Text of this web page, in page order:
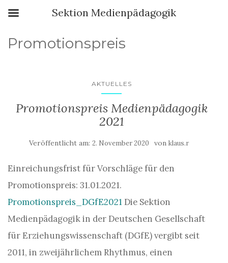
Promotionspreis
AKTUELLES
Promotionspreis Medienpädagogik
2021
Veröffentlicht am: 2. November 2020 von klaus.r
Einreichungsfrist für Vorschläge für den
Promotionspreis: 31.01.2021.
Promotionspreis_DGfE2021 Die Sektion
Medienpädagogik in der Deutschen Gesellschaft
für Erziehungswissenschaft (DGfE) vergibt seit
2011, in zweijährlichem Rhythmus, einen
Sektion Medienpädagogik